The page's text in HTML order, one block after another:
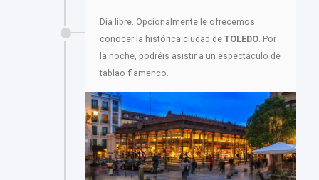
Día libre. Opcionalmente le ofrecemos
conocer la histórica ciudad de TOLEDO. Por
la noche, podréis asistir a un espectáculo de
tablao flamenco.